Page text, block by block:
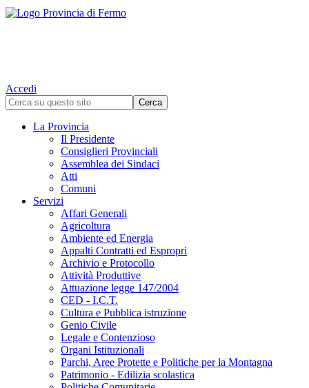
Accedi
La Provincia
Il Presidente
Consiglieri Provinciali
Assemblea dei Sindaci
Atti
Comuni
Servizi
Affari Generali
Agricoltura
Ambiente ed Energia
Appalti Contratti ed Espropri
Archivio e Protocollo
Attività Produttive
Attuazione legge 147/2004
CED - I.C.T.
Cultura e Pubblica istruzione
Genio Civile
Legale e Contenzioso
Organi Istituzionali
Parchi, Aree Protette e Politiche per la Montagna
Patrimonio - Edilizia scolastica